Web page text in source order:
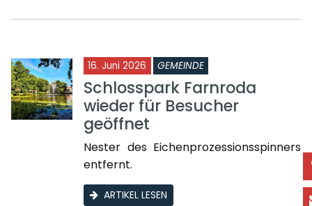
16. Juni 2026 GEMEINDE
Schlosspark Farnroda
wieder für Besucher
geöffnet
Nester des Eichenprozessionsspinners
entfernt.
ARTIKEL LESEN